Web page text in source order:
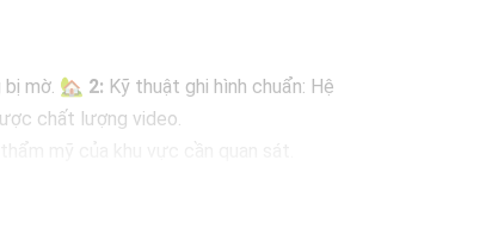
bị mờ. 🏡 2: Kỹ thuật ghi hình chuẩn: Hệ
chất lượng video.